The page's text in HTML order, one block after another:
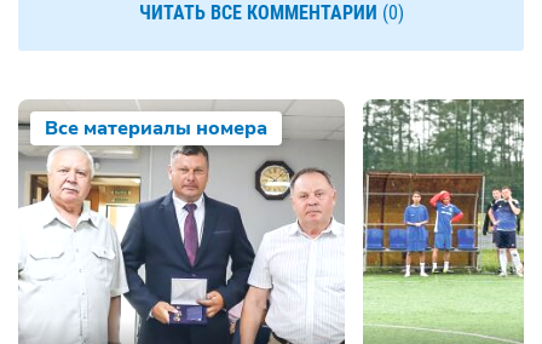
ЧИТАТЬ ВСЕ КОММЕНТАРИИ (0)
Все материалы номера